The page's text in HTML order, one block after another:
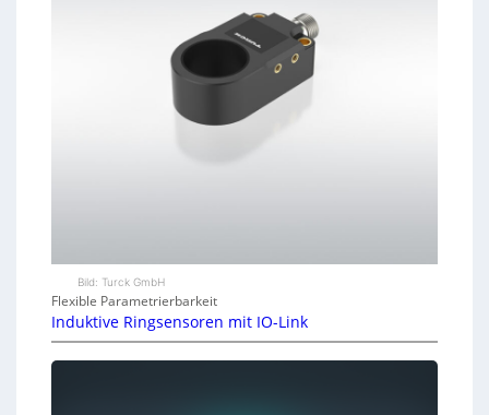
Bild: Turck GmbH
Flexible Parametrierbarkeit
Induktive Ringsensoren mit IO-Link